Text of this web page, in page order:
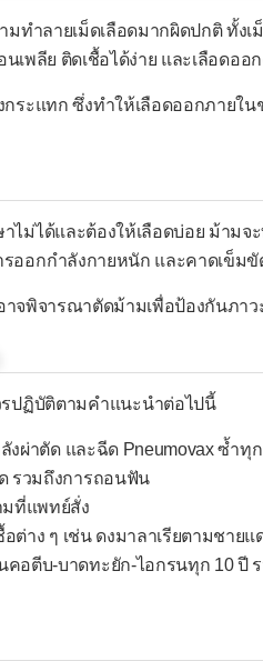
ทำลายเม็ดเลือดมากผิดปกติ ทั้งเ
เพลีย ติดเชื้อได้ง่าย และเลือดออก
ระแทก ซึ่งทำให้เลือดออกภายใ
ไม่ได้และต้องให้เลือดบ่อย ม้าม
ออกกำลังกายหนัก และคาดเข็ม
าจพิจารณาตัดม้ามเพื่อป้องกันภา
รปฏิบัติตามคำแนะนำต่อไปนี้
ผ่าตัด และฉีด Pneumovax ซ้ำทุก
รวมถึงการถอนฟัน
ที่แพทย์สั่ง
ต่าง ๆ เช่น ดงมาลาเรียตามชายแ
อตีบ-บาดทะยัก-ไอกรนทุก 10 ปี